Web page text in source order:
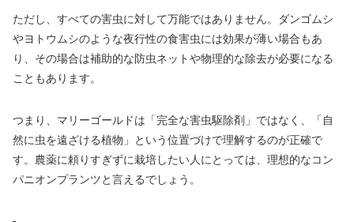
ただし、すべての害虫に対して万能ではありません。ダンゴムシ
やヨトウムシのような夜行性の食害虫には効果が薄い場合もあ
り、その場合は補助的な防虫ネットや物理的な除去が必要になる
こともあります。
つまり、マリーゴールドは「完全な害虫駆除剤」ではなく、「自
然に虫を遠ざける植物」という位置づけで理解するのが正確で
す。農薬に頼りすぎずに栽培したい人にとっては、理想的なコン
パニオンプランツと言えるでしょう。